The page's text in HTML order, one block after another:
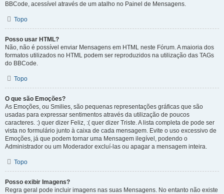
BBCode, acessível através de um atalho no Painel de Mensagens.
Topo
Posso usar HTML?
Não, não é possível enviar Mensagens em HTML neste Fórum. A maioria dos
formatos utilizados no HTML podem ser reproduzidos na utilização das TAGs
do BBCode.
Topo
O que são Emoções?
As Emoções, ou Smilies, são pequenas representações gráficas que são
usadas para expressar sentimentos através da utilização de poucos
caracteres. :) quer dizer Feliz, :( quer dizer Triste. A lista completa de pode ser
vista no formulário junto à caixa de cada mensagem. Evite o uso excessivo de
Emoções, já que podem tornar uma Mensagem ilegível, podendo o
Administrador ou um Moderador excluí-las ou apagar a mensagem inteira.
Topo
Posso exibir Imagens?
Regra geral pode incluir imagens nas suas Mensagens. No entanto não existe